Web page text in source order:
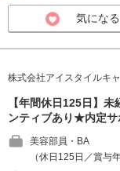
気になる
株式会社アイスタイルキ
【年間休日125日】
ンティブあり★内定サ
美容部員・BA
（休日125日／賞与